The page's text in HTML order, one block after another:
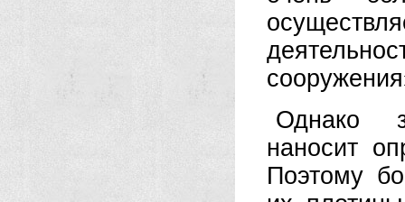
Однако
наносит
Поэтому